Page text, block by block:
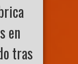
en
tras